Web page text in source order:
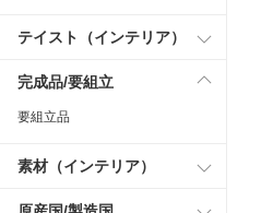
テイスト（インテリア）
完成品/要組立
要組立品
素材（インテリア）